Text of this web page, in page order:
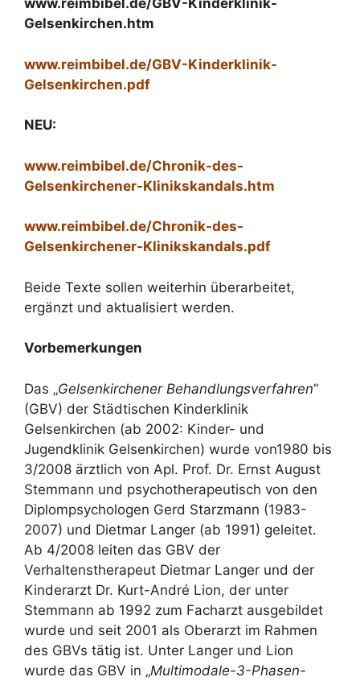
www.reimbibel.de/GBV-Kinderklinik-
Gelsenkirchen.htm
www.reimbibel.de/GBV-Kinderklinik-
Gelsenkirchen.pdf
NEU:
www.reimbibel.de/Chronik-des-
Gelsenkirchener-Klinikskandals.htm
www.reimbibel.de/Chronik-des-
Gelsenkirchener-Klinikskandals.pdf
Beide Texte sollen weiterhin überarbeitet,
ergänzt und aktualisiert werden.
Vorbemerkungen
Das „Gelsenkirchener Behandlungsverfahren“
(GBV) der Städtischen Kinderklinik
Gelsenkirchen (ab 2002: Kinder- und
Jugendklinik Gelsenkirchen) wurde von1980 bis
3/2008 ärztlich von Apl. Prof. Dr. Ernst August
Stemmann und psychotherapeutisch von den
Diplompsychologen Gerd Starzmann (1983-
2007) und Dietmar Langer (ab 1991) geleitet.
Ab 4/2008 leiten das GBV der
Verhaltenstherapeut Dietmar Langer und der
Kinderarzt Dr. Kurt-André Lion, der unter
Stemmann ab 1992 zum Facharzt ausgebildet
wurde und seit 2001 als Oberarzt im Rahmen
des GBVs tätig ist. Unter Langer und Lion
wurde das GBV in „Multimodale-3-Phasen-